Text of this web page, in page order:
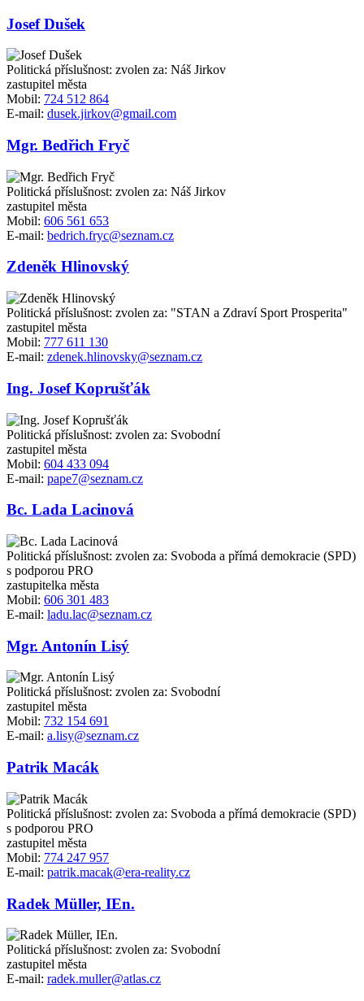
Josef Dušek
Politická příslušnost: zvolen za: Náš Jirkov
zastupitel města
Mobil: 724 512 864
E-mail: dusek.jirkov@gmail.com
Mgr. Bedřich Fryč
Politická příslušnost: zvolen za: Náš Jirkov
zastupitel města
Mobil: 606 561 653
E-mail: bedrich.fryc@seznam.cz
Zdeněk Hlinovský
Politická příslušnost: zvolen za: "STAN a Zdraví Sport Prosperita"
zastupitel města
Mobil: 777 611 130
E-mail: zdenek.hlinovsky@seznam.cz
Ing. Josef Koprušťák
Politická příslušnost: zvolen za: Svobodní
zastupitel města
Mobil: 604 433 094
E-mail: pape7@seznam.cz
Bc. Lada Lacinová
Politická příslušnost: zvolen za: Svoboda a přímá demokracie (SPD)
s podporou PRO
zastupitelka města
Mobil: 606 301 483
E-mail: ladu.lac@seznam.cz
Mgr. Antonín Lisý
Politická příslušnost: zvolen za: Svobodní
zastupitel města
Mobil: 732 154 691
E-mail: a.lisy@seznam.cz
Patrik Macák
Politická příslušnost: zvolen za: Svoboda a přímá demokracie (SPD)
s podporou PRO
zastupitel města
Mobil: 774 247 957
E-mail: patrik.macak@era-reality.cz
Radek Müller, IEn.
Politická příslušnost: zvolen za: Svobodní
zastupitel města
E-mail: radek.muller@atlas.cz